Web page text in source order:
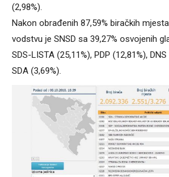
(2,98%).
Nakon obrađenih 87,59% biračkih
vodstvu je SNSD sa 39,27% osvojenih
SDS-LISTA (25,11%), PDP (12,81%),
SDA (3,69%).